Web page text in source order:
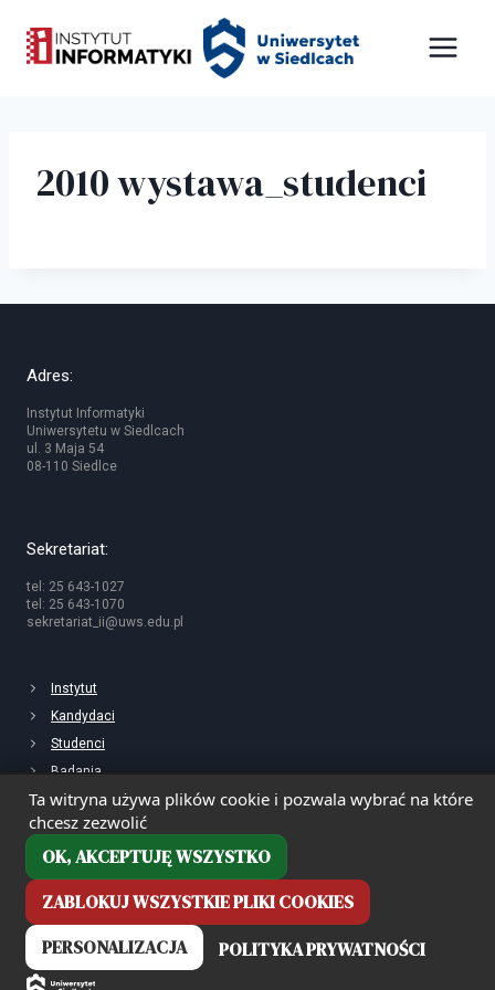
Panel zarządzania plikami cookies
Ta witryna używa plików cookie i pozwala wybrać na które
chcesz zezwolić
OK, AKCEPTUJĘ WSZYSTKO
ZABLOKUJ WSZYSTKIE PLIKI COOKIES
PERSONALIZACJA
POLITYKA PRYWATNOŚCI
treści
2010 wystawa_studenci
Adres:
Instytut Informatyki
Uniwersytetu w Siedlcach
ul. 3 Maja 54
08-110 Siedlce
Sekretariat:
tel: 25 643-1027
tel: 25 643-1070
sekretariat_ii@uws.edu.pl
Instytut
Kandydaci
Studenci
Badania
Deklaracja dostępności